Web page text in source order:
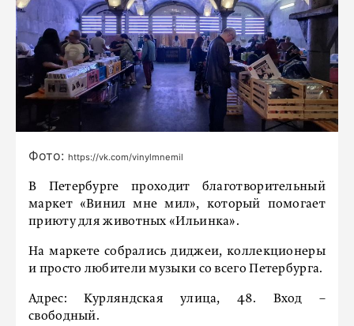
Фото: https://vk.com/vinylmnemil
В Петербурге проходит благотворительный
маркет «Винил мне мил», который помогает
приюту для животных «Ильинка».
На маркете собрались диджеи, коллекционеры
и просто любители музыки со всего Петербурга.
Адрес: Курляндская улица, 48. Вход –
свободный.